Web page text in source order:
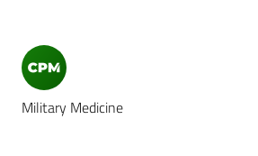
Military Medicine